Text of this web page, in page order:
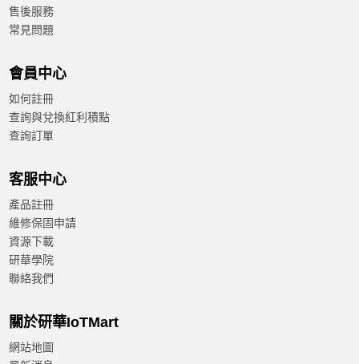
售後服務
常見問題
會員中心
如何註冊
查詢與兌換紅利積點
查詢訂單
客服中心
產品註冊
維修保固申請
資源下載
研華學院
聯絡我們
關於研華IoTMart
網站地圖